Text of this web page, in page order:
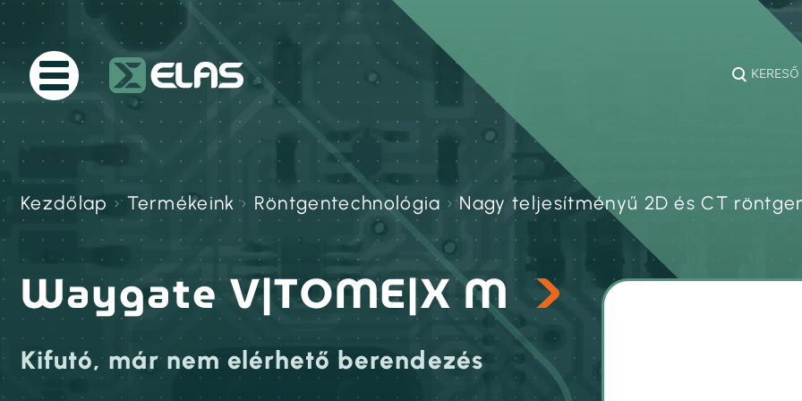
KERESŐ
Kezdőlap › Termékeink › Röntgentechnológia ›Nagy teljesítményű 2D és CT
Waygate V|TOME|X M
Kifutó, már nem elérhető berendezés